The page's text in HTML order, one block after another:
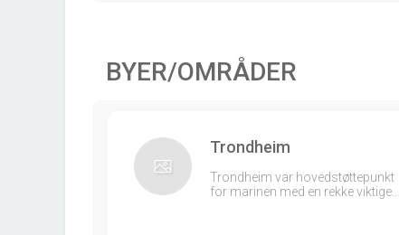
BYER/OMRÅDER
Trondheim
Trondheim var hovedstøttepunkt
for marinen med en rekke viktige…